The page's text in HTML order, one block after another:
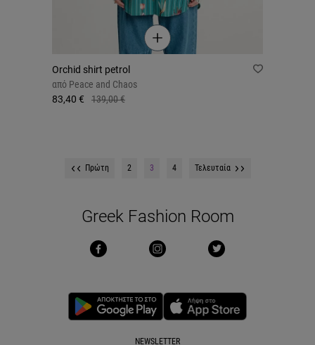
Orchid shirt petrol
από Peace and Chaos
83,40 €
139,00 €
Πρώτη 2 3 4 Τελευταία
Greek Fashion Room
NEWSLETTER